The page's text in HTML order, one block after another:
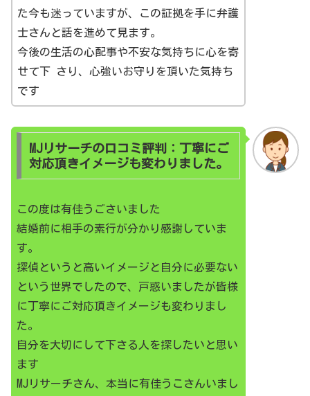
た今も迷っていますが、この証拠を手に弁護
士さんと話を進めて見ます。
今後の生活の心配事や不安な気持ちに心を寄
せて下 さり、心強いお守りを頂いた気持ち
です
MJリサーチの口コミ評判：丁寧にご
対応頂きイメージも変わりました。
この度は有佳うごさいました
結婚前に相手の素行が分かり感謝していま
す。
探偵というと高いイメージと自分に必要ない
という世界でしたので、戸惑いましたが皆様
に丁寧にご対応頂きイメージも変わりまし
た。
自分を大切にして下さる人を探したいと思い
ます
MJリサーチさん、本当に有佳うこさんいまし